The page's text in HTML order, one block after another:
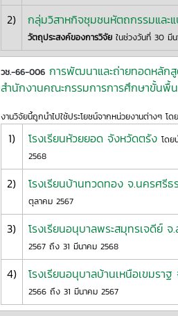
2) กลุ่มวิสาหกิจชุมชนหัตถกรรมและ
วัตถุประสงค์ของการวิจัยในช่วงวันที่ 30 มี
วช.-66-006 การพัฒนาและถ่ายทอดหลักสู
สำนักงานคณะกรรมการการศึกษาขั้นพื้
งานวิจัยนี้ถูกนำไปใช้ประโยชน์จากหน่วยงานต่างๆ โด
1) โรงเรียนหัวยยอด จังหวัดตรัง โดย
2568
2) โรงเรียนบ้านทวดทอง จ.นครศรีธ
ตุลาคม 2567
3) โรงเรียนอนุบาลพระสมุทรเจดีย์ จ
2567 ถึง 31 มีนาคม 2568
4) โรงเรียนอนุบาลบ้านเหนือเขมรา
2566 ถึง 31 มีนาคม 2567